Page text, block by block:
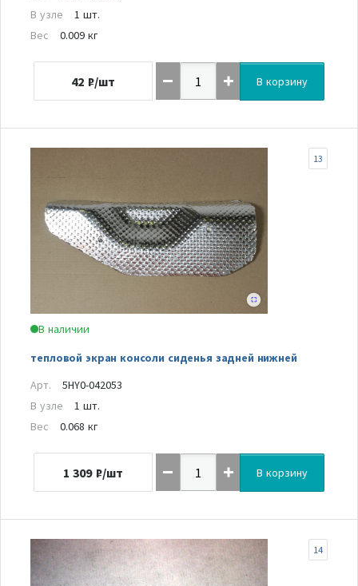
В узле
1 шт.
Вес
0.009 кг
42 ₽/шт В корзину
В наличии
тепловой экран консоли сиденья задней нижней
13
Арт.
5HY0-042053
В узле
1 шт.
Вес
0.068 кг
1 309 ₽/шт В корзину
14